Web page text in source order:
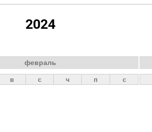
2024
февраль
в с ч п с